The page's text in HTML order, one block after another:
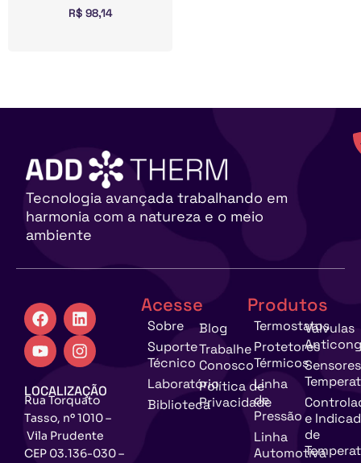
R$98,14
Tecnologia avançada trabalhando em
harmonia com a natureza e o meio
ambiente
LOCALIZAÇÃO
Rua Torquato
Tasso, nº 1010 –
Vila Prudente
CEP 03.136-030 –
Acesse
Sobre
Suporte
Técnico
Laboratório
Biblioteca
Blog
Trabalhe
Conosco
Política de
Privacidade
Produtos
Termostatos
Protetores
Térmicos
Linha
de
Pressão
Linha
Automotiva
Válvulas
e
de